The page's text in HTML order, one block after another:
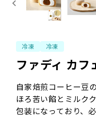
ファディ カ
自家焙煎コーヒー豆
ほろ苦い餡とミルク
包装になっており、
冷凍 冷凍